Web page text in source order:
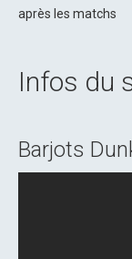
après les matchs
Infos du
Barjots